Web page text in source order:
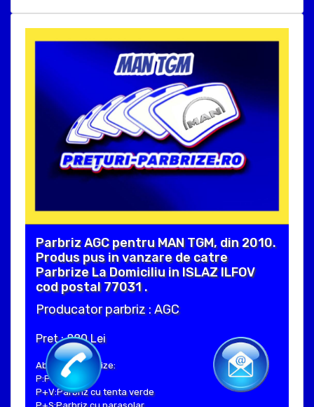
Parbriz AGC pentru MAN TGM, din 2010.
Produs pus in vanzare de catre
Parbrize La Domiciliu in ISLAZ ILFOV
cod postal 77031 .
Producator parbriz : AGC
Pret : 880 Lei
Abrevieri parbrize:
P:Parbriz clar
P+V:Parbriz cu tenta verde